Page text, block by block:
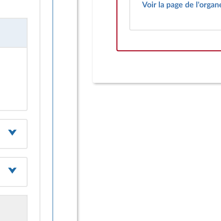
Voir la page de